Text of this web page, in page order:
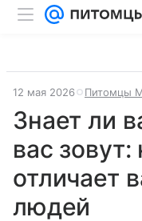
12 мая 2026 Питомцы
Знает ли
вас
отличает
людей